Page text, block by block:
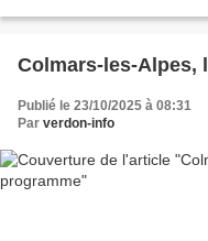
Colmars-les-Alpes,
Publié le 23/10/2025 à 08:31
Par verdon-info